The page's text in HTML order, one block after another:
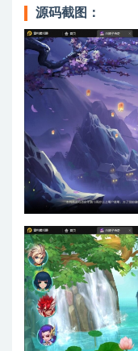
源码截图：